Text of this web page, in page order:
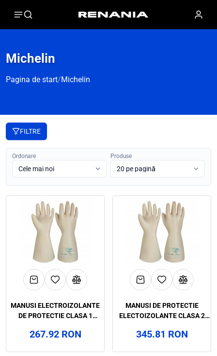
Michelin
Pagina de start/ Michelin
FILTRE
Ordonare Produse
MANUSI ELECTROIZOLANTE
DE PROTECTIE CLASA 1
267.92 RON
MANUSI DE PROTECTIE
ELECTOIZOLANTE CLASA 2
ART.C550
345.81 RON